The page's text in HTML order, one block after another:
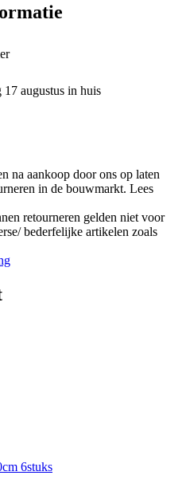
17 augustus in huis
na aankoop door ons op laten
in de bouwmarkt. Lees
retourneren gelden niet voor
bederfelijke artikelen zoals
6stuks